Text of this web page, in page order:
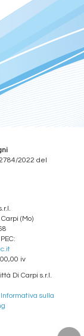
2022 del
(Mo)
iv
Di Carpi s.r.l.
Informativa sulla